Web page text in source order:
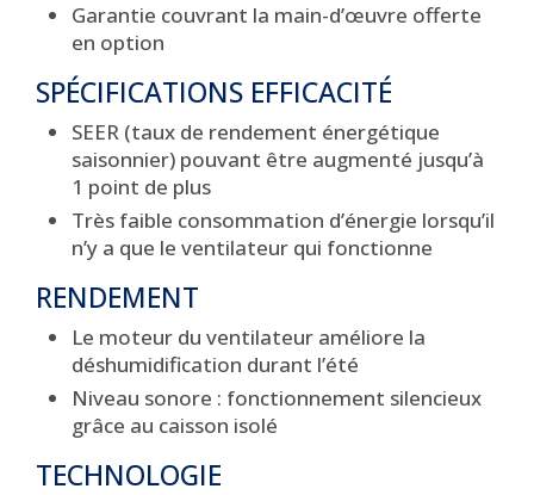
Garantie couvrant la main-d’œuvre offerte
en option
SPÉCIFICATIONS EFFICACITÉ
SEER (taux de rendement énergétique
saisonnier) pouvant être augmenté jusqu’à
1 point de plus
Très faible consommation d’énergie lorsqu’il
n’y a que le ventilateur qui fonctionne
RENDEMENT
Le moteur du ventilateur améliore la
déshumidification durant l’été
Niveau sonore : fonctionnement silencieux
grâce au caisson isolé
TECHNOLOGIE